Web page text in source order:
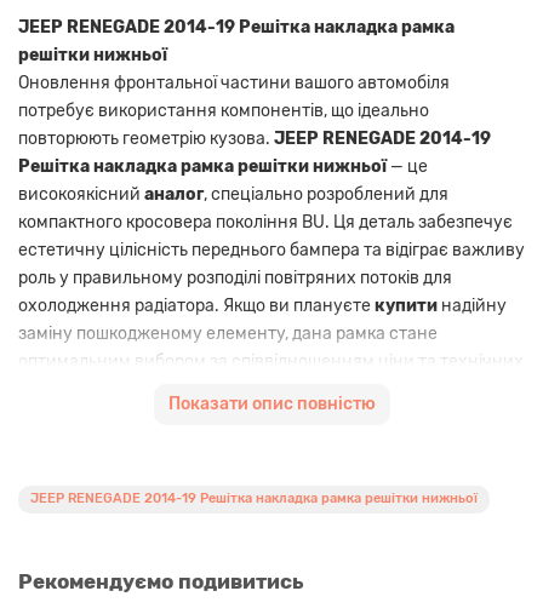
JEEP RENEGADE 2014-19 Решітка накладка рамка
решітки нижньої
Оновлення фронтальної частини вашого автомобіля
потребує використання компонентів, що ідеально
повторюють геометрію кузова. JEEP RENEGADE 2014-19
Решітка накладка рамка решітки нижньої— це
високоякісний аналог, спеціально розроблений для
компактного кросовера покоління BU. Ця деталь забезпечує
естетичну цілісність переднього бампера та відіграє важливу
роль у правильному розподілі повітряних потоків для
охолодження радіатора. Якщо ви плануєтекупити надійну
заміну пошкодженому елементу, дана рамка стане
оптимальним вибором за співвідношенням ціни та технічних
дотриманню прес-форм, монтаж не потребує додаткового
Показати опис повністю
JEEP RENEGADE 2014-19 Решітка накладка рамка решітки нижньої
Рекомендуємо подивитись